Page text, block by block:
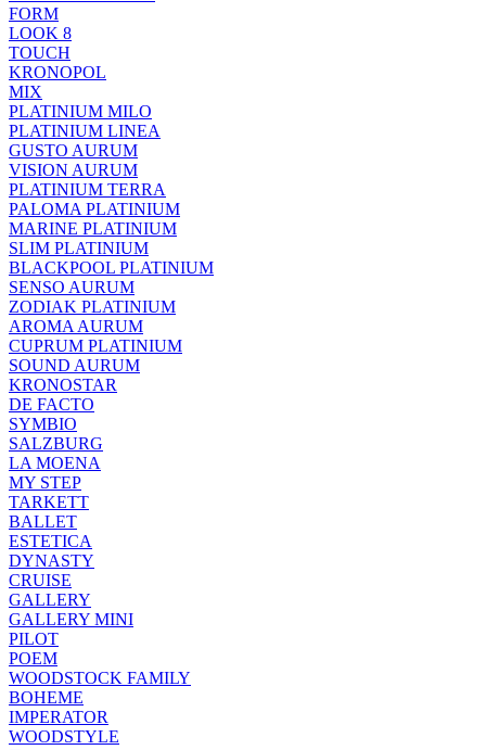
FORM
LOOK 8
TOUCH
KRONOPOL
MIX
PLATINIUM MILO
PLATINIUM LINEA
GUSTO AURUM
VISION AURUM
PLATINIUM TERRA
PALOMA PLATINIUM
MARINE PLATINIUM
SLIM PLATINIUM
BLACKPOOL PLATINIUM
SENSO AURUM
ZODIAK PLATINIUM
AROMA AURUM
CUPRUM PLATINIUM
SOUND AURUM
KRONOSTAR
DE FACTO
SYMBIO
SALZBURG
LA MOENA
MY STEP
TARKETT
BALLET
ESTETICA
DYNASTY
CRUISE
GALLERY
GALLERY MINI
PILOT
POEM
WOODSTOCK FAMILY
BOHEME
IMPERATOR
WOODSTYLE